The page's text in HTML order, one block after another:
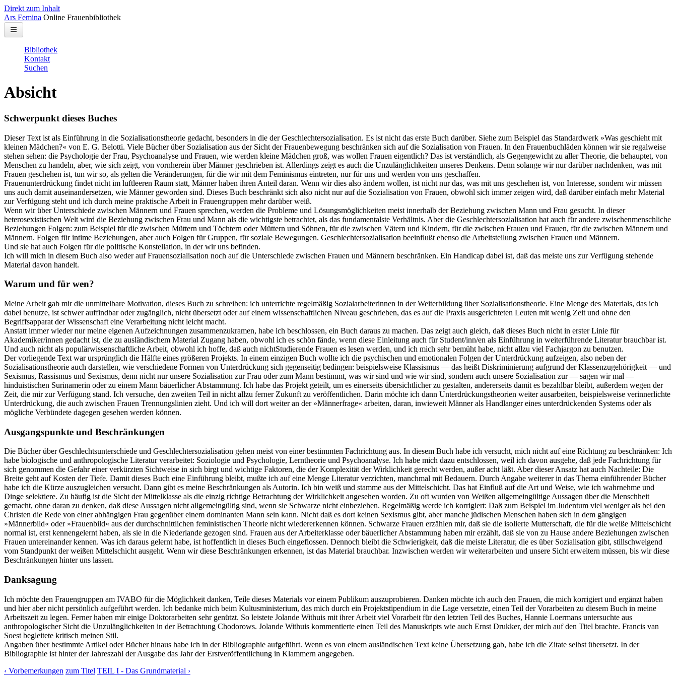
Direkt zum Inhalt
Ars Femina Online Frauenbibliothek
Bibliothek
Kontakt
Suchen
Absicht
Schwerpunkt dieses Buches
Dieser Text ist als Einführung in die Sozialisationstheorie gedacht, besonders in die der Geschlechtersozialisation. Es ist nicht das erste Buch darüber. Siehe zum Beispiel das Standardwerk »Was geschieht mit
kleinen Mädchen?« von E. G. Belotti. Viele Bücher über Sozialisation aus der Sicht der Frauenbewegung beschränken sich auf die Sozialisation von Frauen. In den Frauenbuchläden können wir sie regalweise
stehen sehen: die Psychologie der Frau, Psychoanalyse und Frauen, wie werden kleine Mädchen groß, was wollen Frauen eigentlich? Das ist verständlich, als Gegengewicht zu aller Theorie, die behauptet, von
Menschen zu handeln, aber, wie sich zeigt, von vornherein über Männer geschrieben ist. Allerdings zeigt es auch die Unzulänglichkeiten unseres Denkens. Denn solange wir nur darüber nachdenken, was mit
Frauen geschehen ist, tun wir so, als gelten die Veränderungen, für die wir mit dem Feminismus eintreten, nur für uns und werden von uns geschaffen.
Frauenunterdrückung findet nicht im luftleeren Raum statt, Männer haben ihren Anteil daran. Wenn wir dies also ändern wollen, ist nicht nur das, was mit uns geschehen ist, von Interesse, sondern wir müssen
uns auch damit auseinandersetzen, wie Männer geworden sind. Dieses Buch beschränkt sich also nicht nur auf die Sozialisation von Frauen, obwohl sich immer zeigen wird, daß darüber einfach mehr Material
zur Verfügung steht und ich durch meine praktische Arbeit in Frauengruppen mehr darüber weiß.
Wenn wir über Unterschiede zwischen Männern und Frauen sprechen, werden die Probleme und Lösungsmöglichkeiten meist innerhalb der Beziehung zwischen Mann und Frau gesucht. In dieser
heterosexistischen Welt wird die Beziehung zwischen Frau und Mann als die wichtigste betrachtet, als das fundamentalste Verhältnis. Aber die Geschlechtersozialisation hat auch für andere zwischenmenschliche
Beziehungen Folgen: zum Beispiel für die zwischen Müttern und Töchtern oder Müttern und Söhnen, für die zwischen Vätern und Kindern, für die zwischen Frauen und Frauen, für die zwischen Männern und
Männern. Folgen für intime Beziehungen, aber auch Folgen für Gruppen, für soziale Bewegungen. Geschlechtersozialisation beeinflußt ebenso die Arbeitsteilung zwischen Frauen und Männern.
Und sie hat auch Folgen für die politische Konstellation, in der wir uns befinden.
Ich will mich in diesem Buch also weder auf Frauensozialisation noch auf die Unterschiede zwischen Frauen und Männern beschränken. Ein Handicap dabei ist, daß das meiste uns zur Verfügung stehende
Material davon handelt.
Warum und für wen?
Meine Arbeit gab mir die unmittelbare Motivation, dieses Buch zu schreiben: ich unterrichte regelmäßig Sozialarbeiterinnen in der Weiterbildung über Sozialisationstheorie. Eine Menge des Materials, das ich
dabei benutze, ist schwer auffindbar oder zugänglich, nicht übersetzt oder auf einem wissenschaftlichen Niveau geschrieben, das es auf die Praxis ausgerichteten Leuten mit wenig Zeit und ohne den
Begriffsapparat der Wissenschaft eine Verarbeitung nicht leicht macht.
Anstatt immer wieder nur meine eigenen Aufzeichnungen zusammenzukramen, habe ich beschlossen, ein Buch daraus zu machen. Das zeigt auch gleich, daß dieses Buch nicht in erster Linie für
Akademiker/innen gedacht ist, die zu ausländischem Material Zugang haben, obwohl ich es schön fände, wenn diese Einleitung auch für Student/inn/en als Einführung in weiterführende Literatur brauchbar ist.
Und auch nicht als populärwissenschaftliche Arbeit, obwohl ich hoffe, daß auch nichtStudierende Frauen es lesen werden, und ich mich sehr bemüht habe, nicht allzu viel Fachjargon zu benutzen.
Der vorliegende Text war ursprünglich die Hälfte eines größeren Projekts. In einem einzigen Buch wollte ich die psychischen und emotionalen Folgen der Unterdrückung aufzeigen, also neben der
Sozialisationstheorie auch darstellen, wie verschiedene Formen von Unterdrückung sich gegenseitig bedingen: beispielsweise Klassismus ― das heißt Diskriminierung aufgrund der Klassenzugehörigkeit ― und
Sexismus, Rassismus und Sexismus, denn nicht nur unsere Sozialisation zur Frau oder zum Mann bestimmt, was wir sind und wie wir sind, sondern auch unsere Sozialisation zur ― sagen wir mal ―
hinduistischen Surinamerin oder zu einem Mann bäuerlicher Abstammung. Ich habe das Projekt geteilt, um es einerseits übersichtlicher zu gestalten, andererseits damit es bezahlbar bleibt, außerdem wegen der
Zeit, die mir zur Verfügung stand. Ich versuche, den zweiten Teil in nicht allzu ferner Zukunft zu veröffentlichen. Darin möchte ich dann Unterdrückungstheorien weiter ausarbeiten, beispielsweise verinnerlichte
Unterdrückung, die auch zwischen Frauen Trennungslinien zieht. Und ich will dort weiter an der »Männerfrage« arbeiten, daran, inwieweit Männer als Handlanger eines unterdrückenden Systems oder als
mögliche Verbündete dagegen gesehen werden können.
Ausgangspunkte und Beschränkungen
Die Bücher über Geschlechtsunterschiede und Geschlechtersozialisation gehen meist von einer bestimmten Fachrichtung aus. In diesem Buch habe ich versucht, mich nicht auf eine Richtung zu beschränken: Ich
habe biologische und anthropologische Literatur verarbeitet: Soziologie und Psychologie, Lerntheorie und Psychoanalyse. Ich habe mich dazu entschlossen, weil ich davon ausgehe, daß jede Fachrichtung für
sich genommen die Gefahr einer verkürzten Sichtweise in sich birgt und wichtige Faktoren, die der Komplexität der Wirklichkeit gerecht werden, außer acht läßt. Aber dieser Ansatz hat auch Nachteile: Die
Breite geht auf Kosten der Tiefe. Damit dieses Buch eine Einführung bleibt, mußte ich auf eine Menge Literatur verzichten, manchmal mit Bedauern. Durch Angabe weiterer in das Thema einführender Bücher
habe ich die Kürze auszugleichen versucht. Dann gibt es meine Beschränkungen als Autorin. Ich bin weiß und stamme aus der Mittelschicht. Das hat Einfluß auf die Art und Weise, wie ich wahrnehme und
Dinge selektiere. Zu häufig ist die Sicht der Mittelklasse als die einzig richtige Betrachtung der Wirklichkeit angesehen worden. Zu oft wurden von Weißen allgemeingültige Aussagen über die Menschheit
gemacht, ohne daran zu denken, daß diese Aussagen nicht allgemeingültig sind, wenn sie Schwarze nicht einbeziehen. Regelmäßig werde ich korrigiert: Daß zum Beispiel im Judentum viel weniger als bei den
Christen die Rede von einer abhängigen Frau gegenüber einem dominanten Mann sein kann. Nicht daß es dort keinen Sexismus gibt, aber manche jüdischen Menschen haben sich in dem gängigen
»Männerbild« oder »Frauenbild« aus der durchschnittlichen feministischen Theorie nicht wiedererkennen können. Schwarze Frauen erzählen mir, daß sie die isolierte Mutterschaft, die für die weiße Mittelschicht
normal ist, erst kennengelernt haben, als sie in die Niederlande gezogen sind. Frauen aus der Arbeiterklasse oder bäuerlicher Abstammung haben mir erzählt, daß sie von zu Hause andere Beziehungen zwischen
Frauen untereinander kennen. Was ich daraus gelernt habe, ist hoffentlich in dieses Buch eingeflossen. Dennoch bleibt die Schwierigkeit, daß die meiste Literatur, die es über Sozialisation gibt, stillschweigend
vom Standpunkt der weißen Mittelschicht ausgeht. Wenn wir diese Beschränkungen erkennen, ist das Material brauchbar. Inzwischen werden wir weiterarbeiten und unsere Sicht erweitern müssen, bis wir diese
Beschränkungen hinter uns lassen.
Danksagung
Ich möchte den Frauengruppen am IVABO für die Möglichkeit danken, Teile dieses Materials vor einem Publikum auszuprobieren. Danken möchte ich auch den Frauen, die mich korrigiert und ergänzt haben
und hier aber nicht persönlich aufgeführt werden. Ich bedanke mich beim Kultusministerium, das mich durch ein Projektstipendium in die Lage versetzte, einen Teil der Vorarbeiten zu diesem Buch in meine
Arbeitszeit zu legen. Ferner haben mir einige Doktorarbeiten sehr genützt. So leistete Jolande Withuis mit ihrer Arbeit viel Vorarbeit für den letzten Teil des Buches, Hannie Loermans untersuchte aus
anthropologischer Sicht die Unzulänglichkeiten in der Betrachtung Chodorows. Jolande Withuis kommentierte einen Teil des Manuskripts wie auch Ernst Drukker, der mich auf den Titel brachte. Francis van
Soest begleitete kritisch meinen Stil.
Angaben über bestimmte Artikel oder Bücher hinaus habe ich in der Bibliographie aufgeführt. Wenn es von einem ausländischen Text keine Übersetzung gab, habe ich die Zitate selbst übersetzt. In der
Bibliographie ist hinter der Jahreszahl der Ausgabe das Jahr der Erstveröffentlichung in Klammern angegeben.
‹ Vorbemerkungen zum Titel TEIL I - Das Grundmaterial ›